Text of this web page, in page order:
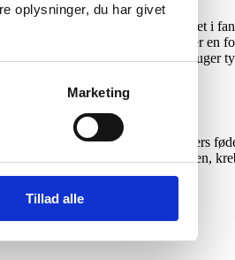
oplysninger, du har givet
Marketing
Tillad alle
stammer fra strudser der har været i
hunner, som på territoriet vælger en
og 1. hunnen alle æg. Hannen ruger
er bedst om natten.
årstider og de forskellige årstiders
spise andre små dyr som firben,